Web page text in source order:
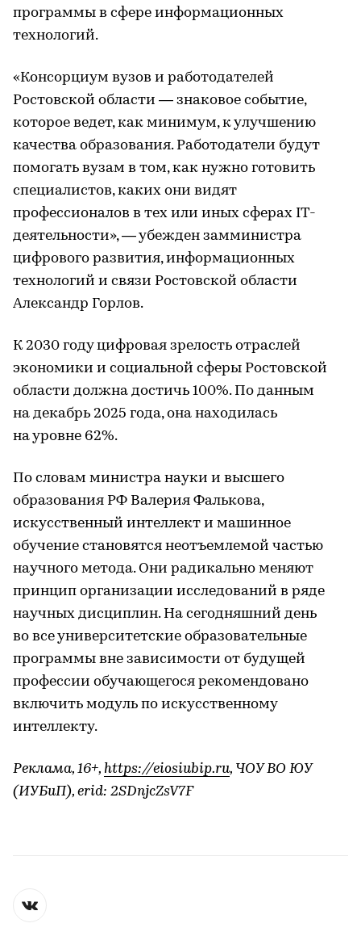
программы в сфере информационных
технологий.
«Консорциум вузов и работодателей
Ростовской области — знаковое событие,
которое ведет, как минимум, к улучшению
качества образования. Работодатели будут
помогать вузам в том, как нужно готовить
специалистов, каких они видят
профессионалов в тех или иных сферах IT-
деятельности», — убежден замминистра
цифрового развития, информационных
технологий и связи Ростовской области
Александр Горлов.
К 2030 году цифровая зрелость отраслей
экономики и социальной сферы Ростовской
области должна достичь 100%. По данным
на декабрь 2025 года, она находилась
на уровне 62%.
По словам министра науки и высшего
образования РФ Валерия Фалькова,
искусственный интеллект и машинное
обучение становятся неотъемлемой частью
научного метода. Они радикально меняют
принцип организации исследований в ряде
научных дисциплин. На сегодняшний день
во все университетские образовательные
программы вне зависимости от будущей
профессии обучающегося рекомендовано
включить модуль по искусственному
интеллекту.
Реклама, 16+, https://eiosiubip.ru, ЧОУ ВО ЮУ
(ИУБиП), erid: 2SDnjcZsV7F